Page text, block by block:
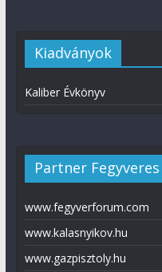
Kiadványok
Kaliber Évkönyv
Partner
www.fegyverforum.com
www.kalasnyikov.hu
www.gazpisztoly.hu